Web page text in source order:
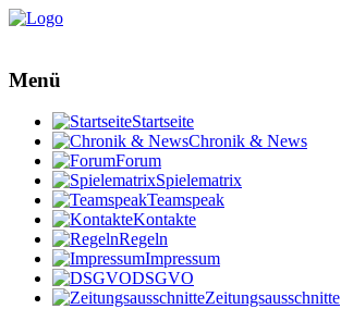
Menü
Startseite
Chronik & News
Forum
Spielematrix
Teamspeak
Kontakte
Regeln
Impressum
DSGVO
Zeitungsausschnitte